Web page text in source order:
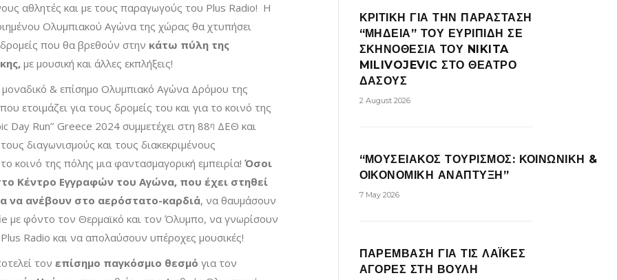
αθλητές και με τους παραγωγούς του Plus Radio! Η
Ολυμπιακού Αγώνα της χώρας θα χτυπήσει
που θα βρεθούν στην κάτω πύλη της
με μουσική και άλλες εκπλήξεις!
& επίσημο Ολυμπιακό Αγώνα Δρόμου της
ετοιμάζει για τους δρομείς του και για το κοινό της
Day Run’’ Greece 2024 συμμετέχει στη 88η ΔΕΘ και
διαγωνισμούς και τους διακεκριμένους
κοινό της πόλης μια φαντασμαγορική εμπειρία! Όσοι
Κέντρο Εγγραφών του Αγώνα, που έχει στηθεί
να ανέβουν στο αερόστατο-καρδιά, να θαυμάσουν
με φόντο τον Θερμαϊκό και τον Όλυμπο, να γνωρίσουν
Radio και να απολαύσουν υπέροχες μουσικές!
τον επίσημο παγκόσμιο θεσμό για τον
ΚΡΙΤΙΚΗ ΓΙΑ ΤΗΝ ΠΑΡΑΣΤΑΣΗ
“ΜΗΔΕΙΑ” ΤΟΥ ΕΥΡΙΠΙΔΗ ΣΕ
ΣΚΗΝΟΘΕΣΙΑ ΤΟΥ NIKITA
MILIVOJEVIC ΣΤΟ ΘΕΑΤΡΟ
ΔΑΣΟΥΣ
2 August 2026
“ΜΟΥΣΕΙΑΚΟΣ ΤΟΥΡΙΣΜΟΣ: ΚΟΙΝΩΝΙΚΗ &
ΟΙΚΟΝΟΜΙΚΗ ΑΝΑΠΤΥΞΗ”
7 May 2026
ΠΑΡΕΜΒΑΣΗ ΓΙΑ ΤΙΣ ΛΑΪΚΕΣ
ΑΓΟΡΕΣ ΣΤΗ ΒΟΥΛΗ